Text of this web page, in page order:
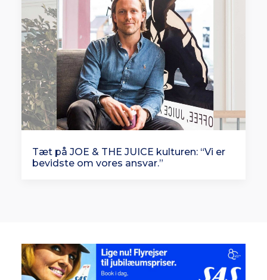
Tæt på JOE & THE JUICE kulturen: “Vi er
bevidste om vores ansvar.”